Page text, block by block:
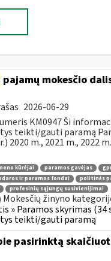
pajamų mokesčio
2026-06-29
KM0947 Ši
teikti/gauti paramą
2020 m., 2021 m., 2022
kūrėjai paramos gavėjas
ir paramos fondai
politinės
profesinių sąjungų susivienijimai
Mokesčių žinyno
» Paramos skyrimas (34
teikti/gauti paramą
pasirinktą